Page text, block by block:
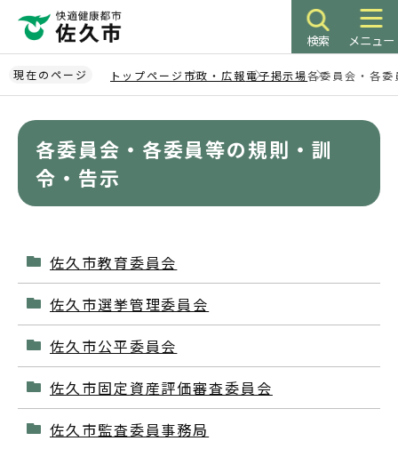
ペ
ー
ジ
検索 メニュー
現在のページ トップページ 市政・広報電子掲示場各委員会・各
各委員会・各委員等の規則・訓
令・告示
佐久市教育委員会
佐久市選挙管理委員会
佐久市公平委員会
佐久市固定資産評価審査委員会
佐久市監査委員事務局